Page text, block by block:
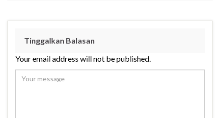
Tinggalkan Balasan
Your email address will not be published.